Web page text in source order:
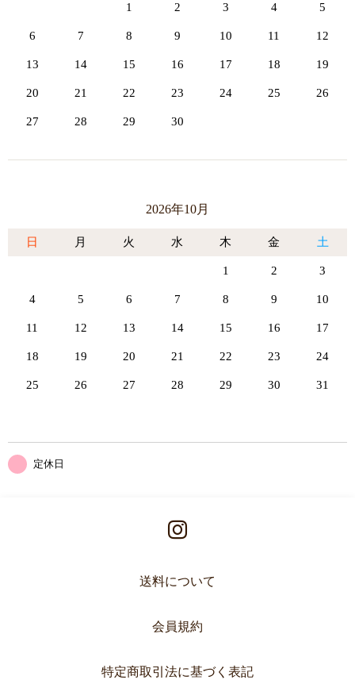
1 2 3 4 5
6 7 8 9 10 11 12
13 14 15 16 17 18 19
20 21 22 23 24 25 26
27 28 29 30
2026年10月
日 月 火 水 木 金 土
1 2 3
4 5 6 7 8 9 10
11 12 13 14 15 16 17
18 19 20 21 22 23 24
25 26 27 28 29 30 31
定休日
送料について
会員規約
特定商取引法に基づく表記